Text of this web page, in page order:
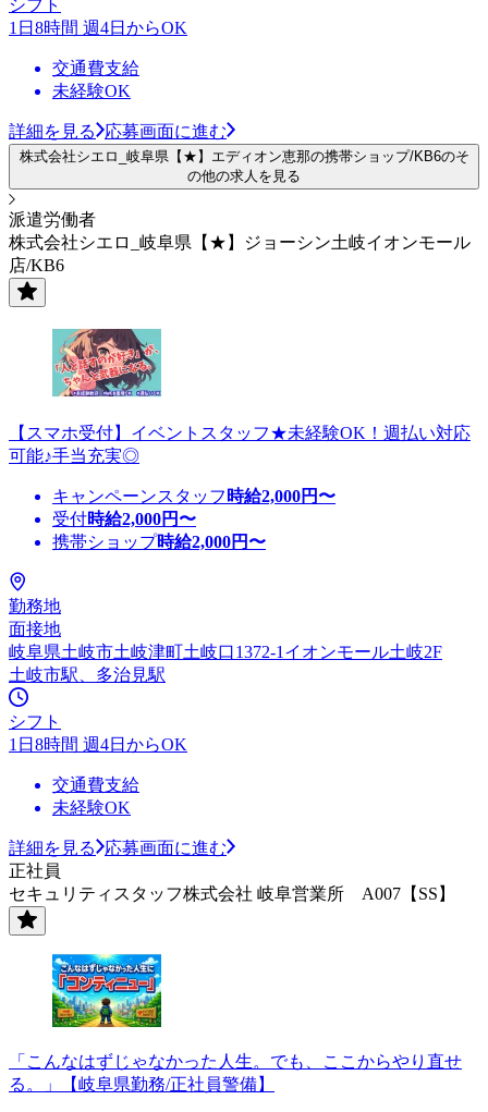
シフト
1日8時間 週4日からOK
交通費支給
未経験OK
詳細を見る 応募画面に進む
株式会社シエロ_岐阜県【★】エディオン恵那の携帯ショップ/KB6のそ
の他の求人を見る
派遣労働者
株式会社シエロ_岐阜県【★】ジョーシン土岐イオンモール
店/KB6
【スマホ受付】イベントスタッフ★未経験OK！週払い対応
可能♪手当充実◎
キャンペーンスタッフ 時給2,000円〜
受付時給2,000円〜
携帯ショップ時給2,000円〜
勤務地
面接地
岐阜県土岐市土岐津町土岐口1372-1イオンモール土岐2F
土岐市駅、多治見駅
シフト
1日8時間 週4日からOK
交通費支給
未経験OK
詳細を見る
応募画面に進む
正社員
セキュリティスタッフ株式会社 岐阜営業所 A007【SS】
「こんなはずじゃなかった人生。でも、ここからやり直せ
る。」【岐阜県勤務/正社員警備】